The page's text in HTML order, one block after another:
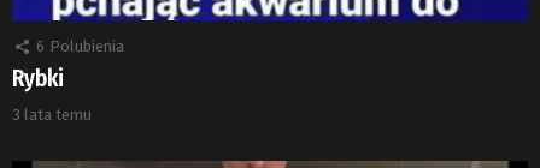
6 Polubienia
Rybki
3 lata temu